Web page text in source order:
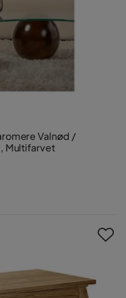
Valnød /
Multifarvet